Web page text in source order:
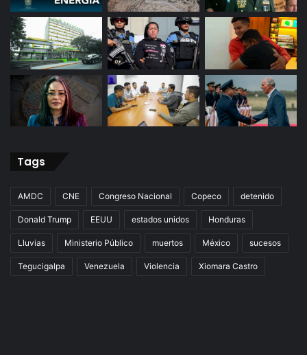
Tags
AMDC CNE Congreso Nacional Copeco detenido
Donald Trump EEUU estados unidos Honduras
Lluvias Ministerio Público muertos México sucesos
Tegucigalpa Venezuela Violencia Xiomara Castro